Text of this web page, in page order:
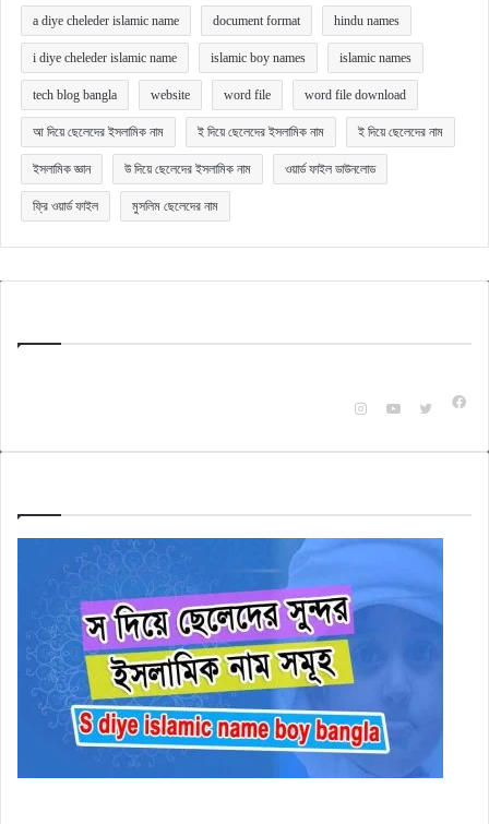
a diye cheleder islamic name document format hindu names
i diye cheleder islamic name islamic boy names islamic names
tech blog bangla website word file word file download
আ দিয়ে ছেলেদের ইসলামিক নাম ই দিয়ে ছেলেদের ইসলামিক নাম ই দিয়ে ছেলেদের নাম
ইসলামিক জ্ঞান উ দিয়ে ছেলেদের ইসলামিক নাম ওয়ার্ড ফাইল ডাউনলোড
ফ্রি ওয়ার্ড ফাইল মুসলিম ছেলেদের নাম
YouTube
Instagram